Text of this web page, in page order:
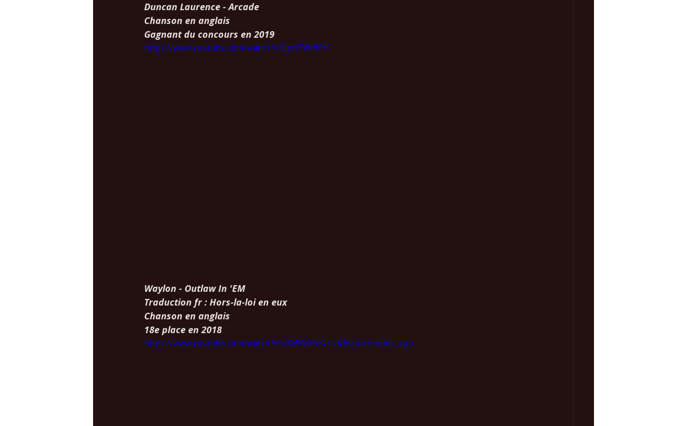
Duncan Laurence - Arcade
Chanson en anglais
Gagnant du concours en 2019
https://www.youtube.com/watch?v=Eztx7Wr8PtE
Waylon - Outlaw In 'EM
Traduction fr : Hors-la-loi en eux
Chanson en anglais
18e place en 2018
https://www.youtube.com/watch?v=eXx5GtVwDcU&feature=emb_logo